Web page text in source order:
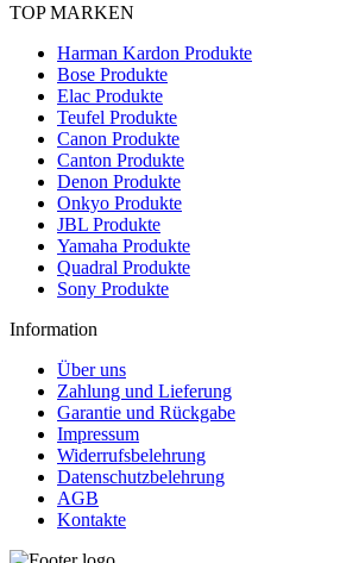
TOP MARKEN
Harman Kardon Produkte
Bose Produkte
Elac Produkte
Teufel Produkte
Canon Produkte
Canton Produkte
Denon Produkte
Onkyo Produkte
JBL Produkte
Yamaha Produkte
Quadral Produkte
Sony Produkte
Information
Über uns
Zahlung und Lieferung
Garantie und Rückgabe
Impressum
Widerrufsbelehrung
Datenschutzbelehrung
AGB
Kontakte